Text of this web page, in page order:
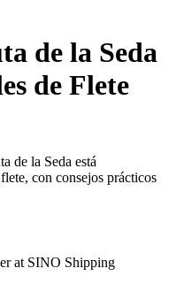
de la Seda
de Flete
de la Seda está
con consejos prácticos
at SINO Shipping